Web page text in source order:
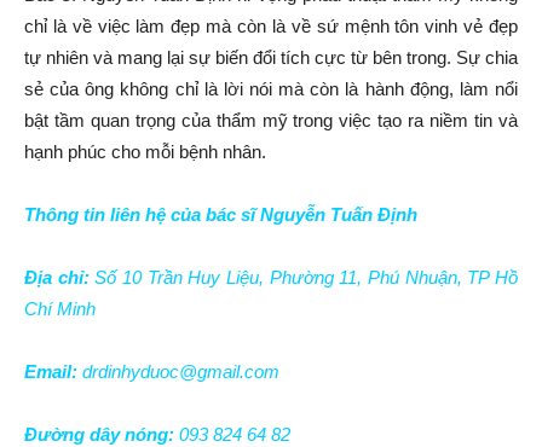
chỉ là về việc làm đẹp mà còn là về sứ mệnh tôn vinh vẻ đẹp
tự nhiên và mang lại sự biến đổi tích cực từ bên trong. Sự chia
sẻ của ông không chỉ là lời nói mà còn là hành động, làm nổi
bật tầm quan trọng của thẩm mỹ trong việc tạo ra niềm tin và
hạnh phúc cho mỗi bệnh nhân.
Thông tin liên hệ của bác sĩ Nguyễn Tuấn Định
Địa chỉ:Số 10 Trần Huy Liệu, Phường 11, Phú Nhuận, TP Hồ
Chí Minh
Email: drdinhyduoc@gmail.com
Đường dây nóng: 093 824 64 82